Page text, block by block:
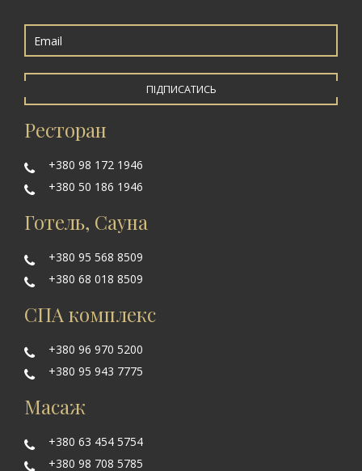
ПІДПИСАТИСЬ
Ресторан
+380 98 172 1946
+380 50 186 1946
Готель, Сауна
+380 95 568 8509
+380 68 018 8509
СПА комплекс
+380 96 970 5200
+380 95 943 7775
Масаж
+380 63 454 5754
+380 98 708 5785